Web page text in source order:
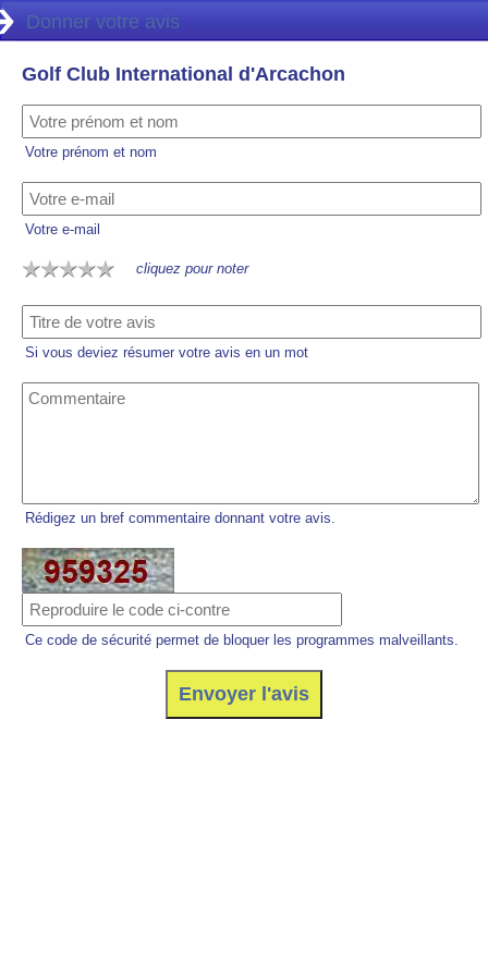
Donner votre avis
Golf Club International d'Arcachon
Votre prénom et nom
Votre e-mail
cliquez pour noter
Si vous deviez résumer votre avis en un mot
Rédigez un bref commentaire donnant votre avis.
Ce code de sécurité permet de bloquer les programmes malveillants.